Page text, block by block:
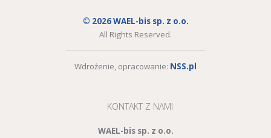
© 2026 WAEL-bis sp. z o.o.
All Rights Reserved.
Wdrożenie, opracowanie: NSS.pl
KONTAKT Z NAMI
WAEL-bis sp. z o.o.